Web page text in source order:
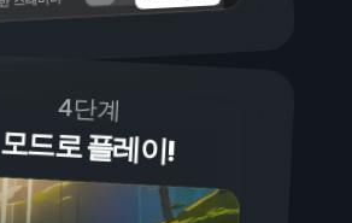
4단계
모드로 플레이!